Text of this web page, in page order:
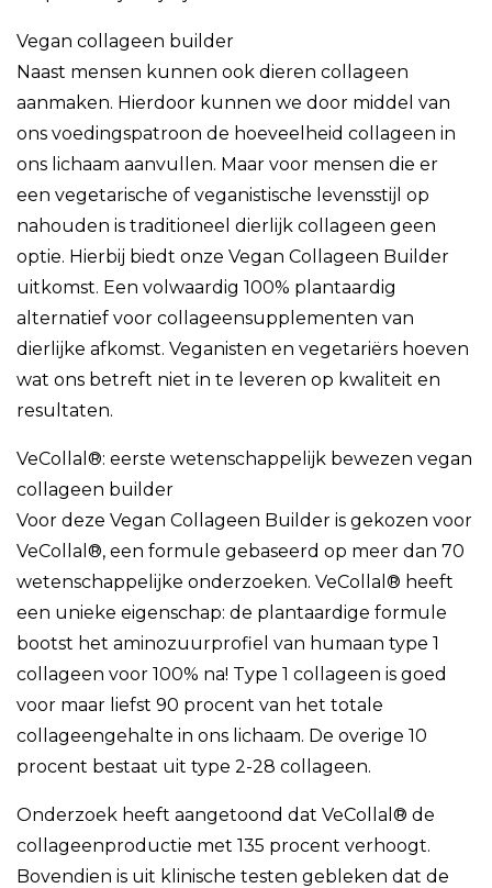
Vegan collageen builder
Naast mensen kunnen ook dieren collageen
aanmaken. Hierdoor kunnen we door middel van
ons voedingspatroon de hoeveelheid collageen in
ons lichaam aanvullen. Maar voor mensen die er
een vegetarische of veganistische levensstijl op
nahouden is traditioneel dierlijk collageen geen
optie. Hierbij biedt onze Vegan Collageen Builder
uitkomst. Een volwaardig 100% plantaardig
alternatief voor collageensupplementen van
dierlijke afkomst. Veganisten en vegetariërs hoeven
wat ons betreft niet in te leveren op kwaliteit en
resultaten.
VeCollal®: eerste wetenschappelijk bewezen vegan
collageen builder
Voor deze Vegan Collageen Builder is gekozen voor
VeCollal®, een formule gebaseerd op meer dan 70
wetenschappelijke onderzoeken. VeCollal® heeft
een unieke eigenschap: de plantaardige formule
bootst het aminozuurprofiel van humaan type 1
collageen voor 100% na! Type 1 collageen is goed
voor maar liefst 90 procent van het totale
collageengehalte in ons lichaam. De overige 10
procent bestaat uit type 2-28 collageen.
Onderzoek heeft aangetoond dat VeCollal® de
collageenproductie met 135 procent verhoogt.
Bovendien is uit klinische testen gebleken dat de